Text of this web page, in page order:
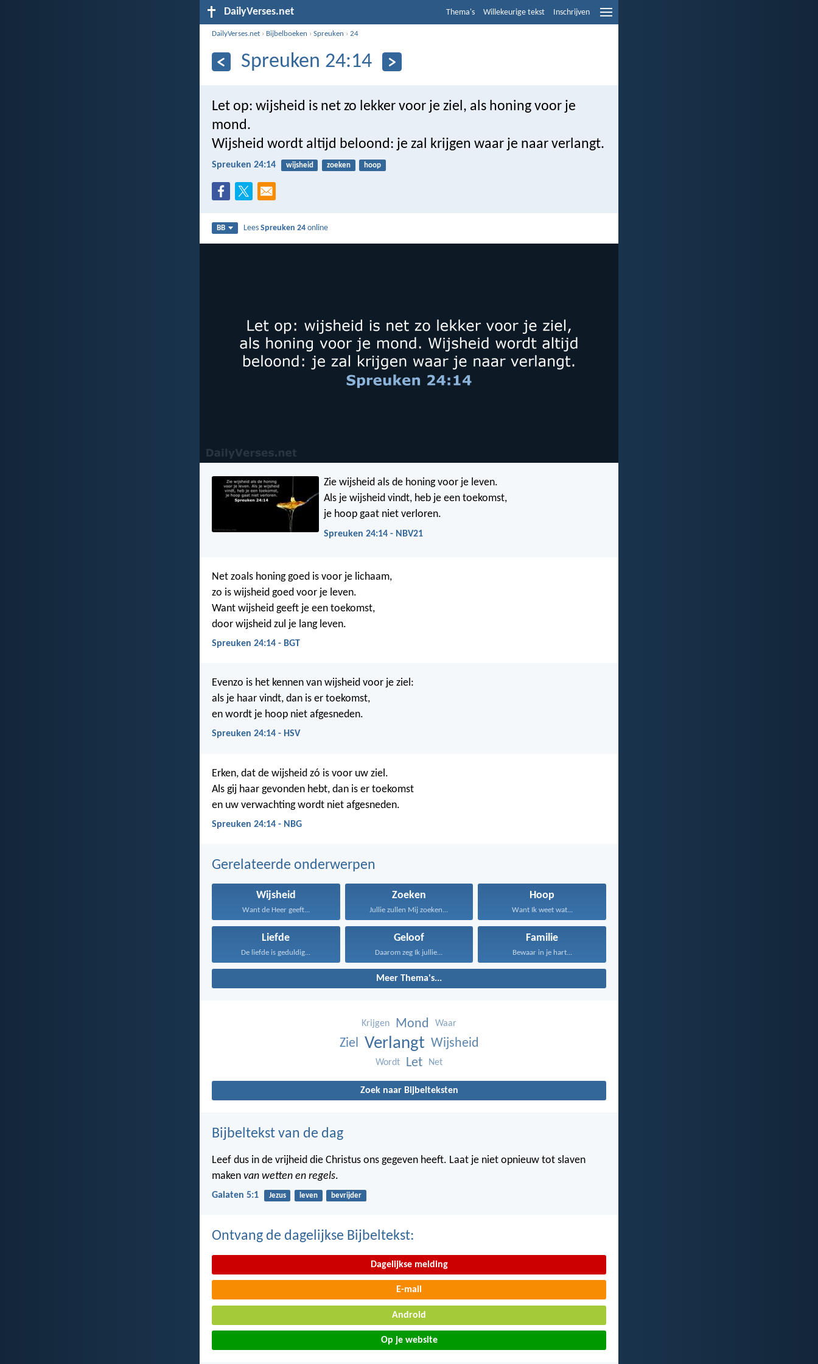
DailyVerses.net Thema's Willekeurige tekst Inschrijven
DailyVerses.net › Bijbelboeken ›Spreuken ›24
Spreuken 24:14
Let op: wijsheid is net zo lekker voor je ziel, als honing voor je
mond.
Wijsheid wordt altijd beloond: je zal krijgen waar je naar verlangt.
Spreuken 24:14 wijsheid zoeken hoop
BB LeesSpreuken 24 online
Zie wijsheid als de honing voor je leven.
Als je wijsheid vindt, heb je een toekomst,
je hoop gaat niet verloren.
Spreuken 24:14 - NBV21
Net zoals honing goed is voor je lichaam,
zo is wijsheid goed voor je leven.
Want wijsheid geeft je een toekomst,
door wijsheid zul je lang leven.
Spreuken 24:14 - BGT
Evenzo is het kennen van wijsheid voor je ziel:
als je haar vindt, dan is er toekomst,
en wordt je hoop niet afgesneden.
Spreuken 24:14 - HSV
Erken, dat de wijsheid zó is voor uw ziel.
Als gij haar gevonden hebt, dan is er toekomst
en uw verwachting wordt niet afgesneden.
Spreuken 24:14 - NBG
Gerelateerde onderwerpen
Wijsheid
Want de Heer geeft...
Zoeken
Jullie zullen Mij zoeken...
Hoop
Want Ik weet wat...
Liefde
De liefde is geduldig...
Geloof
Daarom zeg Ik jullie...
Familie
Bewaar in je hart...
Meer Thema's...
Krijgen Mond Waar
Ziel Verlangt Wijsheid
Wordt Let Net
Zoek naar Bijbelteksten
Bijbeltekst van de dag
Leef dus in de vrijheid die Christus ons gegeven heeft. Laat je niet opnieuw tot slaven
maken van wetten en regels.
Galaten 5:1 Jezus leven bevrijder
Ontvang de dagelijkse Bijbeltekst:
Dagelijkse melding
E-mail
Android
Op je website